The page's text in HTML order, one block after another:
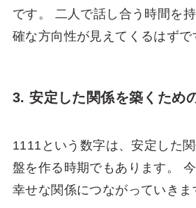
です。 二人で話し合う時間を
確な方向性が見えてくるはずで
3. 安定した関係を築くため
1111という数字は、安定した
盤を作る時期でもあります。
幸せな関係につながっていきま